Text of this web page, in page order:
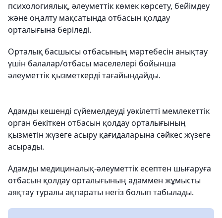
психологиялық, әлеуметтік көмек көрсету, бейімдеу
және оңалту мақсатында отбасын қолдау
орталығына беріледі.
Орталық басшысы отбасының мәртебесін анықтау
үшін балалар/отбасы мәселелері бойынша
әлеуметтік қызметкерді тағайындайды.
Адамды кешенді сүйемелдеуді уәкілетті мемлекеттік
орган бекіткен отбасын қолдау орталығының
қызметін жүзеге асыру қағидаларына сәйкес жүзеге
асырады.
Адамды медициналық-әлеуметтік есептен шығаруға
отбасын қолдау орталығының адаммен жұмысты
аяқтау туралы ақпараты негіз болып табылады.